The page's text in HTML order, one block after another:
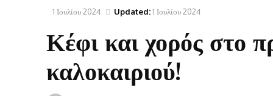
1 Ιουλίου 2024 Updated:1 Ιουλίου 2024
Κέφι και χορός στο
καλοκαιριού!